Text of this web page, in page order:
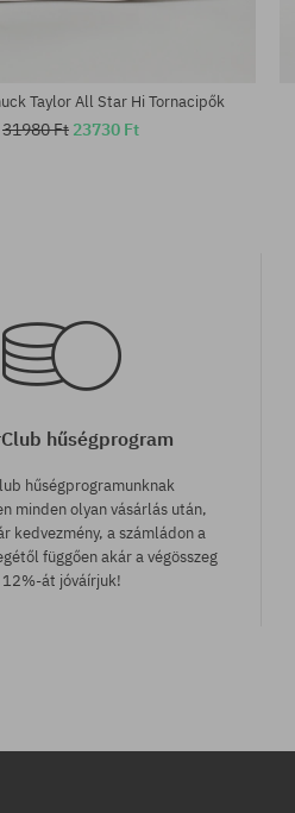
Taylor All Star Hi Tornacipők
31980 Ft 23730 Ft
hűségprogram
hűségprogramunknak
minden olyan vásárlás után,
kedvezmény, a számládon a
függően akár a végösszeg
12%-át jóváírjuk!